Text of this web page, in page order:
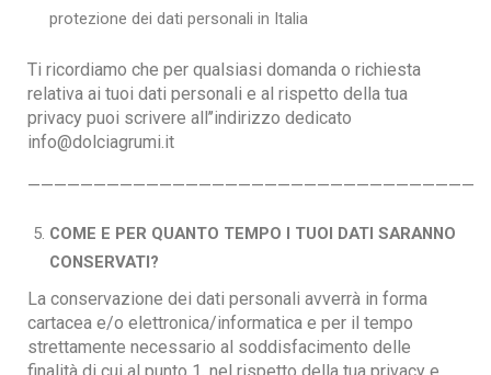
protezione dei dati personali in Italia
Ti ricordiamo che per qualsiasi domanda o richiesta
relativa ai tuoi dati personali e al rispetto della tua
privacy puoi scrivere all’’indirizzo dedicato
info@dolciagrumi.it
——————————————————————————————————
COME E PER QUANTO TEMPO I TUOI DATI SARANNO
CONSERVATI?
La conservazione dei dati personali avverrà in forma
cartacea e/o elettronica/informatica e per il tempo
strettamente necessario al soddisfacimento delle